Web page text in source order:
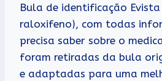
Bula de identificação
raloxifeno), com todas
precisa saber sobre o
foram retiradas da bula
e adaptadas para uma